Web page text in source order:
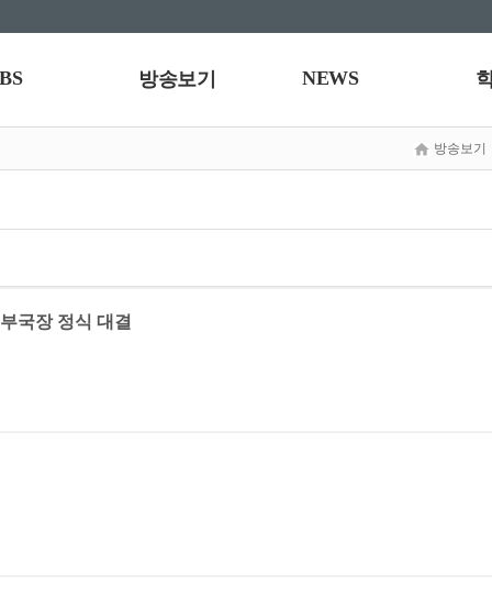
방송보기 NEWS
방송보기
국장 정식 대결